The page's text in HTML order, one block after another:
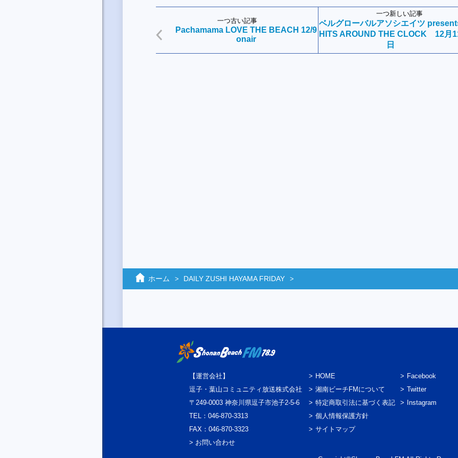
一つ古い記事
Pachamama LOVE THE BEACH 12/9
onair
一つ新しい記事
ベルグローバルアソシエイツ
HITS AROUND THE CLOCK 12月
日
ホーム DAILY ZUSHI HAYAMA FRIDAY
【運営会社】
逗子・葉山コミュニティ放送株式会社
〒249-0003 神奈川県逗子市池子2-5-6
TEL：046-870-3313
FAX：046-870-3323
> お問い合わせ
HOME
湘南ビーチFMについて
特定商取引法に基づく表記
個人情報保護方針
サイトマップ
Facebook
Twitter
Instagram